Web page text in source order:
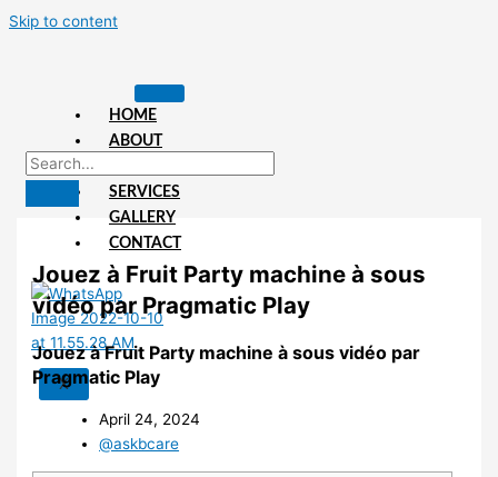
Skip to content
HOME
ABOUT
US
SERVICES
GALLERY
CONTACT
X
Jouez à Fruit Party machine à sous
vidéo par Pragmatic Play
Jouez à Fruit Party machine à sous vidéo par
Pragmatic Play
April 24, 2024
@askbcare